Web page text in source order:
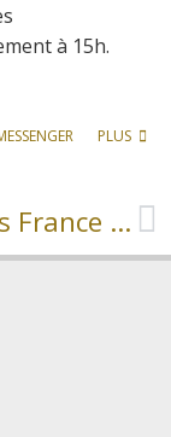
à 15h.
PLUS
Journées France Services